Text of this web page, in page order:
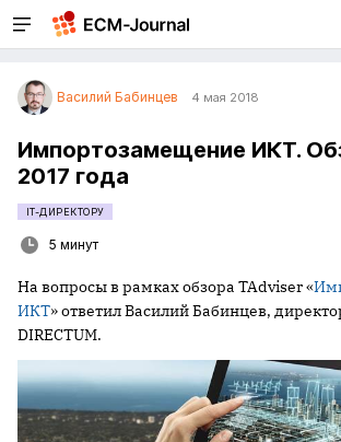
Василий Бабинцев 4 мая 2018
Импортозамещение ИКТ.
2017 года
IT-ДИРЕКТОРУ
5 минут
На вопросы в рамках обзора TAdviser «
ИКТ» ответил Василий Бабинцев,
DIRECTUM.